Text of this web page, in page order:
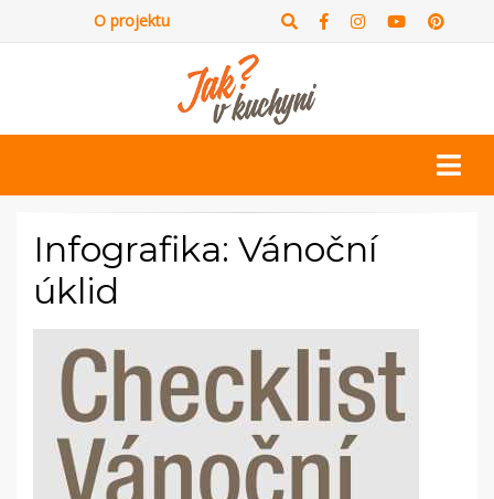
O projektu
Infografika: Vánoční
úklid